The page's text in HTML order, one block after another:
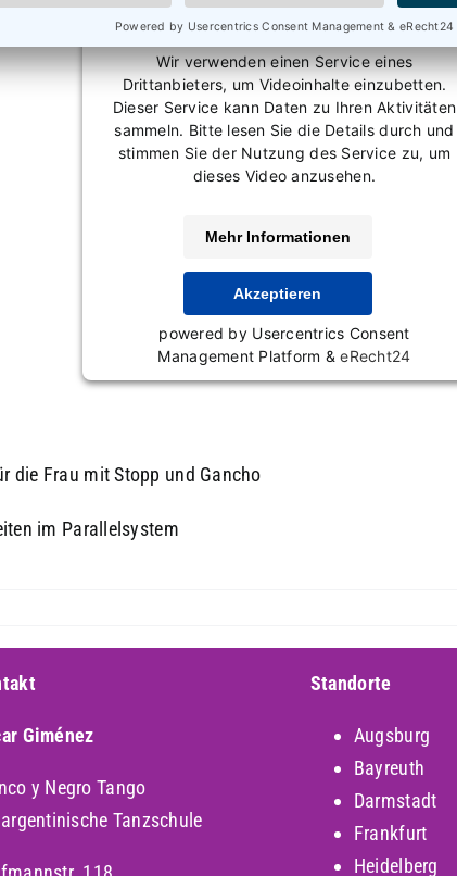
Vimeo-Service zu laden!
Wir verwenden einen Service eines
Drittanbieters, um Videoinhalte einzubetten.
Dieser Service kann Daten zu Ihren Aktivitäten
sammeln. Bitte lesen Sie die Details durch und
stimmen Sie der Nutzung des Service zu, um
dieses Video anzusehen.
Mehr Informationen
Akzeptieren
powered by Usercentrics Consent
Management Platform &eRecht24
die Frau mit Stopp und Gancho
im Parallelsystem
Giménez
y Negro Tango
Tanzschule
Standorte
Augsburg
Bayreuth
Darmstadt
Frankfurt
Heidelberg